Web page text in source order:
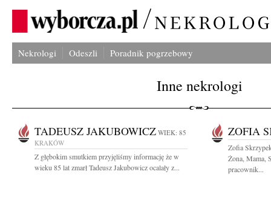
Nekrologi Odeszli Poradnik pogrzebowy
Inne nekrologi
TADEUSZ JAKUBOWICZ WIEK: 85
KRAKÓW
Z głębokim smutkiem przyjęliśmy informację że w
wieku 85 lat zmarł Tadeusz Jakubowicz ocalały z...
ZOFIA
Zofia
Żona, Mama,
pracownik...